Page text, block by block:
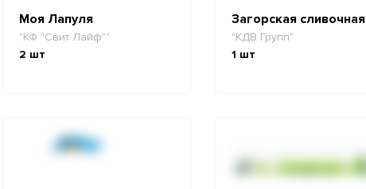
Моя Лапуля
"КФ "Свит Лайф""
2 шт
Загорская сливочная
"КДВ Групп"
1 шт